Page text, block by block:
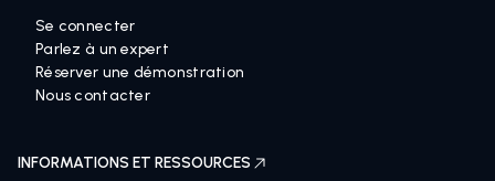
Se connecter
Parlez à un expert
Réserver une démonstration
Nous contacter
INFORMATIONS ET RESSOURCES